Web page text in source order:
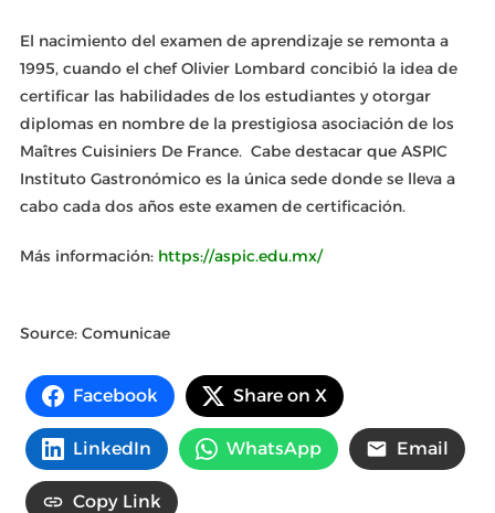
El nacimiento del examen de aprendizaje se remonta a
1995, cuando el chef Olivier Lombard concibió la idea de
certificar las habilidades de los estudiantes y otorgar
diplomas en nombre de la prestigiosa asociación de los
Maîtres Cuisiniers De France. Cabe destacar que ASPIC
Instituto Gastronómico es la única sede donde se lleva a
cabo cada dos años este examen de certificación.
Más información: https://aspic.edu.mx/
Source: Comunicae
Facebook Share on X
LinkedIn WhatsApp Email
Copy Link